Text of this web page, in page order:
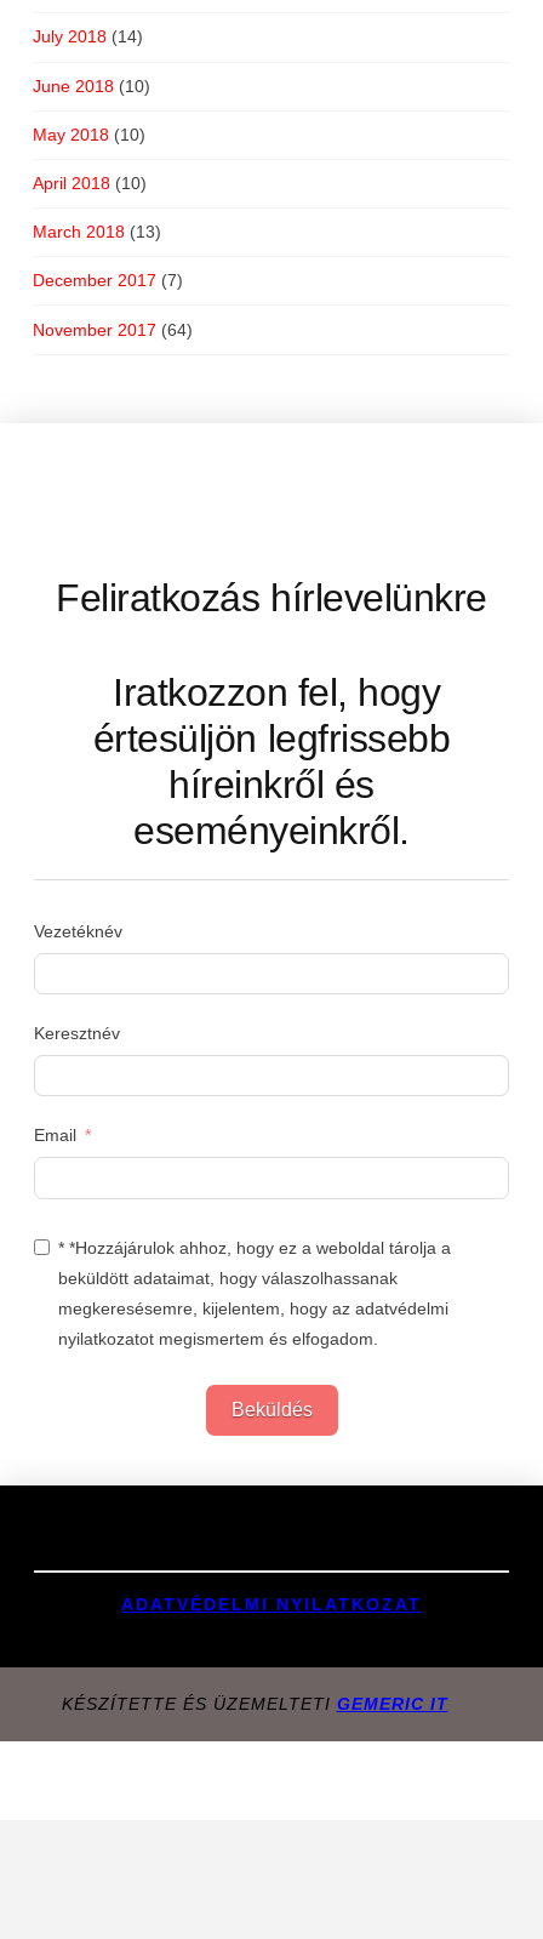
July 2018(14)
June 2018(10)
May 2018(10)
April 2018(10)
March 2018(13)
December 2017 (7)
November 2017 (64)
Feliratkozás hírlevelünkre
Iratkozzon fel, hogy
értesüljön legfrissebb
híreinkről és
eseményeinkről.
Vezetéknév
Keresztnév
Email
* *Hozzájárulok ahhoz, hogy ez a weboldal tárolja a
beküldött adataimat, hogy válaszolhassanak
megkeresésemre, kijelentem, hogy az adatvédelmi
nyilatkozatot megismertem és elfogadom.
Beküldés
ADATVÉDELMI NYILATKOZAT
KÉSZÍTETTE ÉS ÜZEMELTETI GEMERIC IT